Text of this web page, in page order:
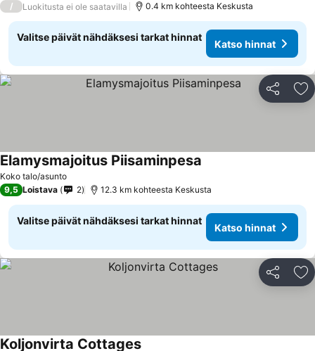
/ Luokitusta ei ole saatavilla 0.4 km kohteesta Keskusta
Valitse päivät nähdäksesi tarkat hinnat
Katso hinnat
Jaa
Koko talo/asunto
Elamysmajoitus Piisaminpesa
9,5 Loistava 2 12.3 km kohteesta Keskusta
Valitse päivät nähdäksesi tarkat hinnat
Katso hinnat
Jaa
Koljonvirta Cottages